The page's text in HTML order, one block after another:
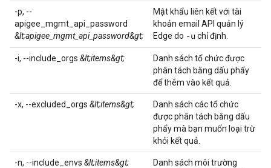
-p, --
apigee_mgmt_api_password
&lt;apigee_mgmt_api_password&gt;
Mật khẩu liên kết với tài
khoản email API quản lý
Edge do -uchỉ định.
-i, --include_orgs &lt;items&gt;
Danh sách tổ chức được
phân tách bằng dấu phẩy
để thêm vào kết quả.
-x, --excluded_orgs &lt;items&gt;
Danh sách các tổ chức
được phân tách bằng dấu
phẩy mà bạn muốn loại trừ
khỏi kết quả.
-n, --include_envs &lt;items&gt;
Danh sách môi trường